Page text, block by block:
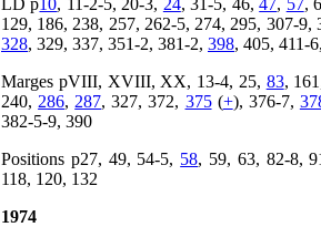
LD p10, 11-2-5, 20-3, 24, 31-5, 46,47, 57,
129, 186, 238, 257, 262-5, 274, 295, 307-9,
328, 329, 337, 351-2, 381-2, 398, 405, 411-
Marges pVIII, XVIII, XX, 13-4, 25, 83,
240, 286, 287, 327, 372, 375(+), 376-7,
382-5-9, 390
Positions p27, 49, 54-5, 58, 59, 63, 82-8,
118, 120, 132
1974